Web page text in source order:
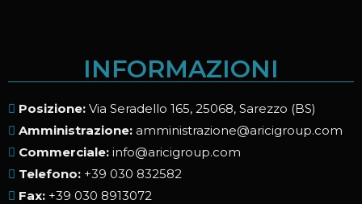
INFORMAZIONI
Posizione: Via Seradello 165, 25068, Sarezzo (BS)
Amministrazione: amministrazione@aricigroup.com
Commerciale: info@aricigroup.com
Telefono: +39 030 832582
Fax: +39 030 8913072